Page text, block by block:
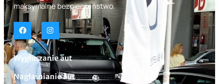
maksymalne bezpieczeństwo.
Wygłuszanie aut
Nagłaśnianie aut